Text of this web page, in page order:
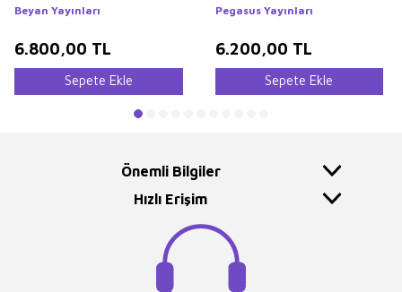
Beyan Yayınları
6.800,00 TL
Sepete Ekle
Pegasus Yayınları
6.200,00 TL
Sepete Ekle
Önemli Bilgiler
Hızlı Erişim